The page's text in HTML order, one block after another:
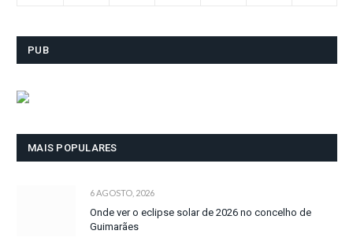
PUB
MAIS POPULARES
6 AGOSTO, 2026
Onde ver o eclipse solar de 2026 no concelho de
Guimarães